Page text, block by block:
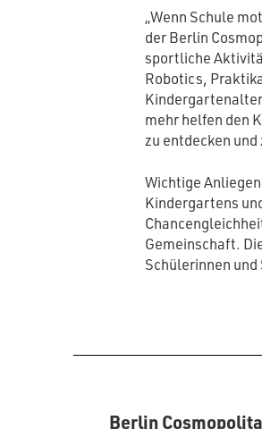
„Wenn Schule
der Berlin
sportliche
Robotics,
mehr helfen den
zu entdecken
Wichtige
Kindergartens
Gemeinschaft.
Schülerinnen
Berlin